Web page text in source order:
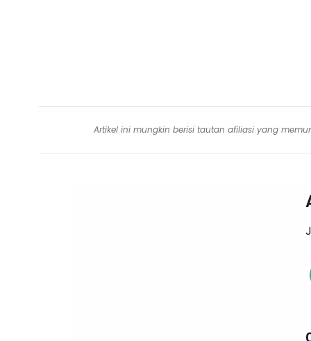
Artikel ini mungkin berisi tautan afiliasi yang